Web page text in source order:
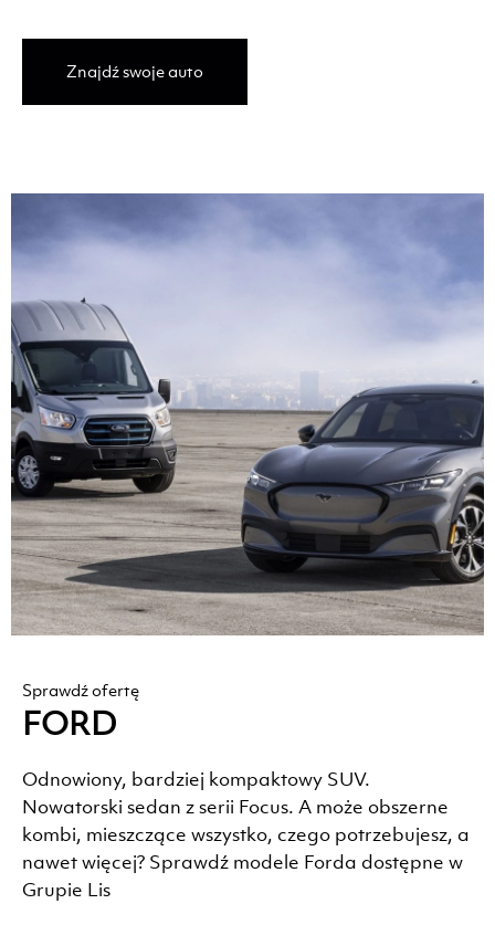
Znajdź swoje auto
Sprawdź ofertę
FORD
Odnowiony, bardziej kompaktowy SUV.
Nowatorski sedan z serii Focus. A może obszerne
kombi, mieszczące wszystko, czego potrzebujesz, a
nawet więcej? Sprawdź modele Forda dostępne w
Grupie Lis